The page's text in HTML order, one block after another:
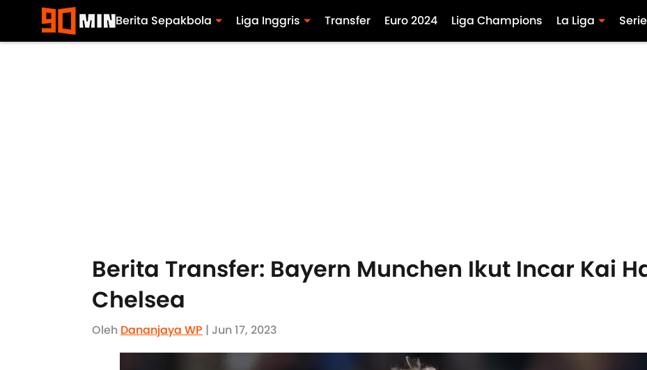
Berita Sepakbola Liga Inggris Transfer Euro 2024 Liga Champions La Liga
Berita Transfer: Bayern Munchen Ikut Incar Kai
Chelsea
Oleh Dananjaya WP | Jun 17, 2023